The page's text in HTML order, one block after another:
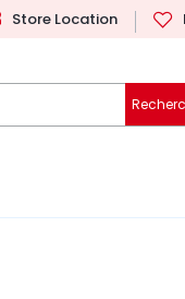
Store Location